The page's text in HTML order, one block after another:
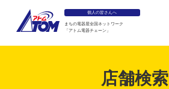
個人の皆さんへ
まちの電器屋全国ネットワーク
「アトム電器チェーン」
店舗検索